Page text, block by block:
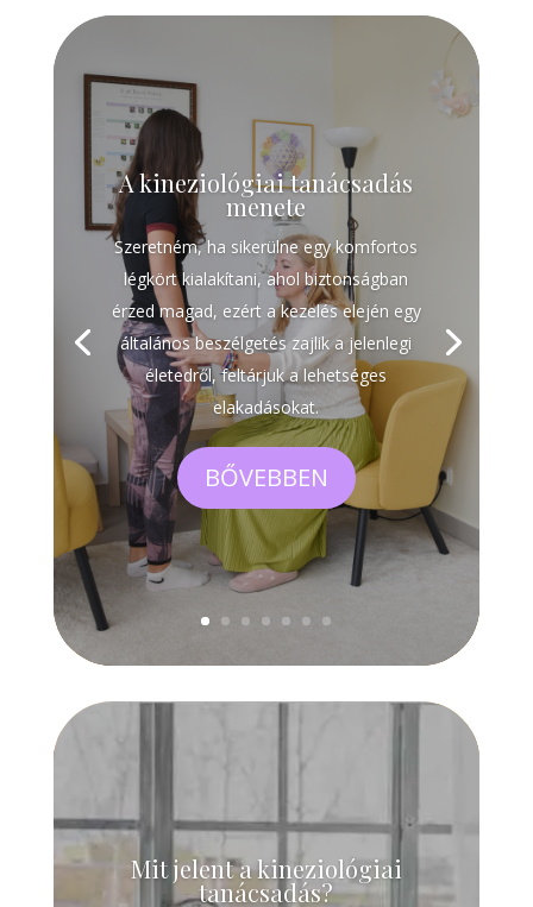
A kineziológiai tanácsadás
menete
Szeretném, ha sikerülne egy komfortos
légkört kialakítani, ahol biztonságban
érzed magad, ezért a kezelés elején egy
általános beszélgetés zajlik a jelenlegi
életedről, feltárjuk a lehetséges
elakadásokat.
BŐVEBBEN
Mit jelent a kineziológiai
tanácsadás?